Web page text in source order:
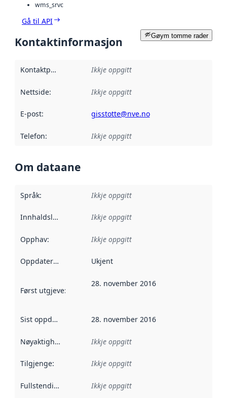
wms_srvc
Gå til API
Gøym tomme rader
Kontaktinformasjon
Kontaktpunkt Ikkje oppgitt
Nettside: Ikkje oppgitt
E-post: gisstotte@nve.no
Telefon: Ikkje oppgitt
Om dataane
Språk: Ikkje oppgitt
Innhaldsleverandørar :
Ikkje oppgitt
Opphav: Ikkje oppgitt
Oppdateringsfrekvens :
Ukjent
Først utgjeve:
28. november 2016
Sist oppdatert 28. november 2016
Nøyaktigheit Ikkje oppgitt
Tilgjenge: Ikkje oppgitt
Fullstendigheit Ikkje oppgitt